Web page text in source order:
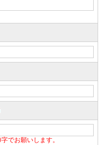
でお願いします。